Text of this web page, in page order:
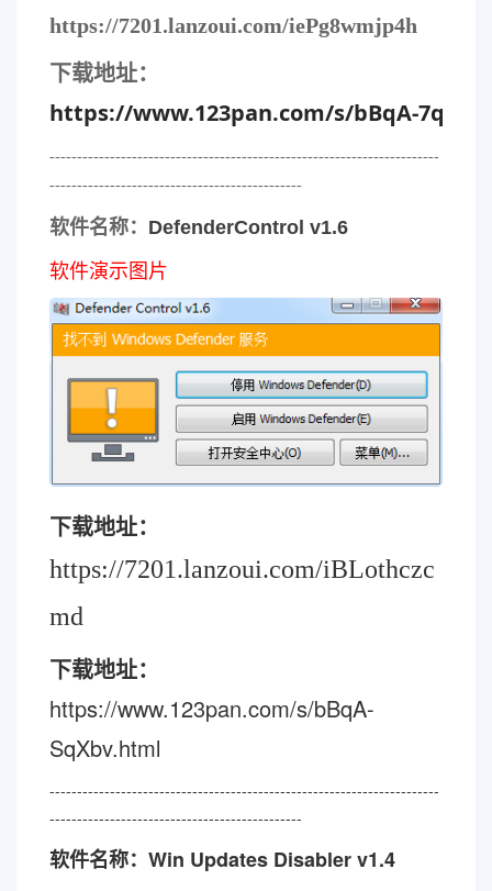
https://7201.lanzoui.com/iePg8wmjp4h
下载地址：
https://www.123pan.com/s/bBqA-
-----------------------------------------------------------------------
----------------------------------------------
软件名称： DefenderControl v1.6
软件演示图片
下载地址：
https://7201.lanzoui.com/iBLothczc
md
下载地址：
https://www.123pan.com/s/bBqA-
SqXbv.html
-----------------------------------------------------------------------
----------------------------------------------
软件名称：Win Updates Disabler v1.4